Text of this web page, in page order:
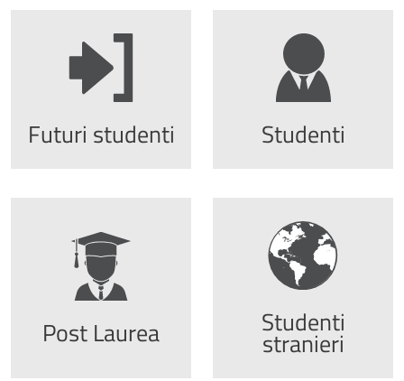
Futuri studenti Studenti
Post Laurea Studenti
stranieri